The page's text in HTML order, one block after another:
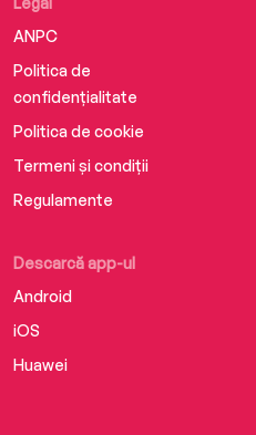
Descarcă app-ul
Android
iOS
Huawei
ANPC
Politica de
confidențialitate
Politica de cookie
Termeni și condiții
Regulamente